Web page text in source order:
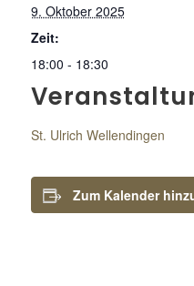
9. Oktober 2025
Zeit:
18:00 - 18:30
St. Ulrich Wellendingen
Zum Kalender